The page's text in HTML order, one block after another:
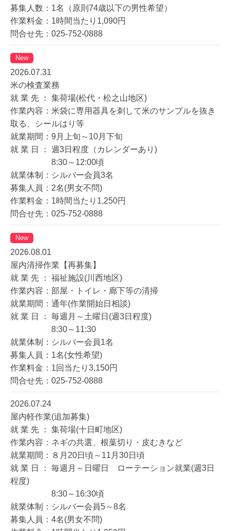
募集人数：1名（原則74歳以下の男性希望）
作業料金：1時間当たり1,090円
問合せ先：025-752-0888
New
2026.07.31
米の検査業務
就 業 先 ： 集荷場(松代・松之山地区)
作業内容：米袋に専用器具を刺して米のサンプルを抜き
取る、シールはり等
就業期間：9月上旬～10月下旬
就 業 日 ： 週3日程度（カレンダーあり)
8:30～12:00頃
就業体制：シルバー会員3名
募集人員：2名(男女不問)
作業料金：1時間当たり1,250円
問合せ先：025-752-0888
New
2026.08.01
屋内清掃作業【再募集】
就 業 先 ： 福祉施設(川西地区)
作業内容：部屋・トイレ・廊下等の清掃
就業期間：通年(作業開始日相談)
就 業 日 ： 毎週月～土曜日(週3日程度)
8:30～11:30
就業体制：シルバー会員1名
募集人員：1名(女性希望)
作業料金：1回当たり3,150円
問合せ先：025-752-0888
2026.07.24
屋内軽作業(追加募集)
就 業 先 ： 集荷場(十日町地区)
作業内容：ネギの共選、根葉切り・皮むきなど
就業期間：８月20日頃～11月30日頃
就 業 日 ： 毎週月～日曜日 ローテーション就業(週3日
程度)
8:30～16:30頃
就業体制：シルバー会員5～8名
募集人員：4名(男女不問)